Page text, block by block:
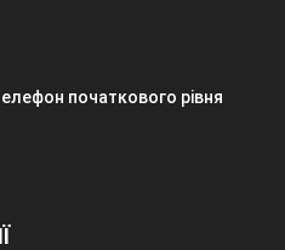
початкового рівня